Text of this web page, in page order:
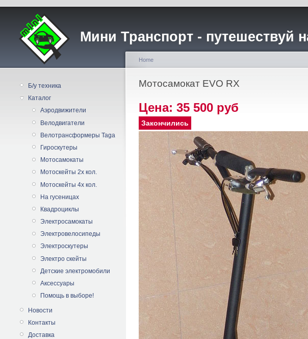
Мини Транспорт - путешествуй
Б/у техника
Каталог
Аэродвижители
Велодвигатели
Велотрансформеры Taga
Гироскутеры
Мотосамокаты
Мотоскейты 2х кол.
Мотоскейты 4х кол.
На гусеницах
Квадроциклы
Электросамокаты
Электровелосипеды
Электроскутеры
Электро скейты
Детские электромобили
Аксессуары
Помощь в выборе!
Новости
Контакты
Доставка
Home
Мотосамокат EVO RX
Цена: 35 500 руб
Закончились